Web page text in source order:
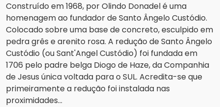
Construído em 1968, por Olindo Donadel é uma
homenagem ao fundador de Santo Ângelo Custódio.
Colocado sobre uma base de concreto, esculpido em
pedra grês e arenito rosa. A redução de Santo Ângelo
Custódio (ou Sant'Angel Custódio) foi fundada em
1706 pelo padre belga Diogo de Haze, da Companhia
de Jesus única voltada para o SUL. Acredita-se que
primeiramente a redução foi instalada nas
proximidades...